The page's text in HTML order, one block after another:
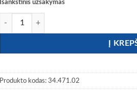
Išankstinis užsakymas
produkto kiekis: Profesionalus baidarės irklas
Į
Produkto kodas: 34.471.02